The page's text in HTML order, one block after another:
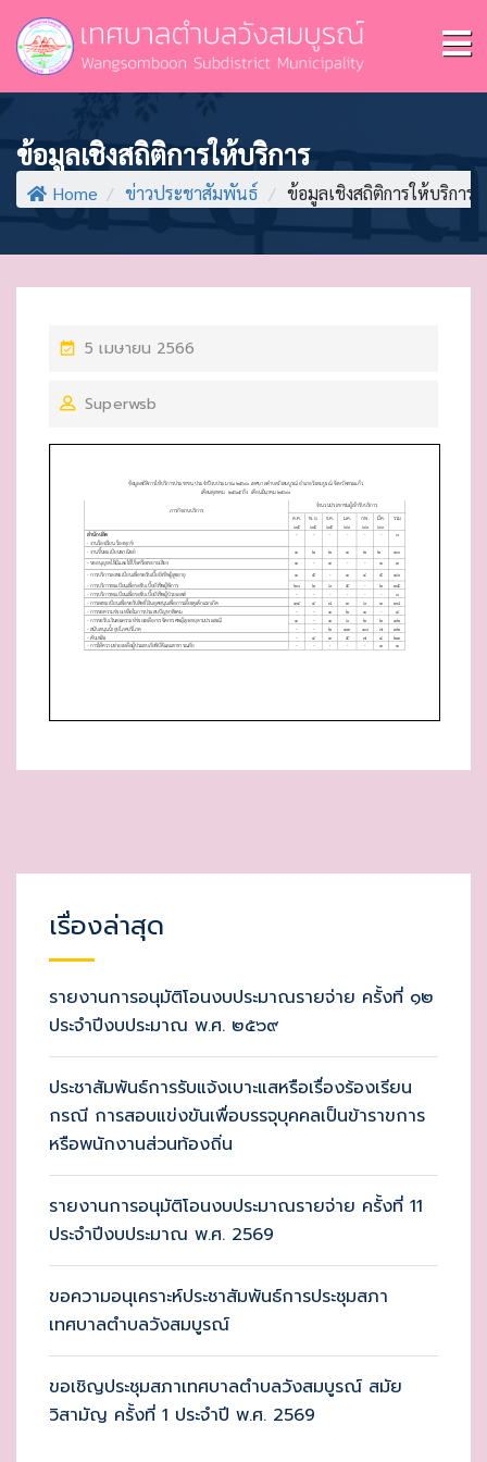
ข้อมูลเชิงสถิติการให้บริการ
Home / ข่าวประชาสัมพันธ์ / ข้อมูลเชิงสถิติการให้บริการ
P
S
D
O
N
5 เมษายน 2566
Superwsb
เรื่องล่าสุด
รายงานการอนุมัติโอนงบประมาณรายจ่าย ครั้งที่ ๑๒
ประจำปีงบประมาณ พ.ศ. ๒๕๖๙
ประชาสัมพันธ์การรับแจ้งเบาะแสหรือเรื่องร้องเรียน
กรณี การสอบแข่งขันเพื่อบรรจุบุคคลเป็นข้าราขการ
หรือพนักงานส่วนท้องถิ่น
รายงานการอนุมัติโอนงบประมาณรายจ่าย ครั้งที่ 11
ประจำปีงบประมาณ พ.ศ. 2569
ขอความอนุเคราะห์ประชาสัมพันธ์การประชุมสภา
เทศบาลตำบลวังสมบูรณ์
ขอเชิญประชุมสภาเทศบาลตำบลวังสมบูรณ์ สมัย
วิสามัญ ครั้งที่ 1 ประจำปี พ.ศ. 2569